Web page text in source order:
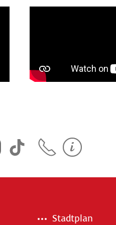
Stadtplan